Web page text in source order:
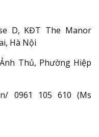
D, KĐT The Manor
Hà Nội
Thủ, Phường Hiệp
0961 105 610 (Ms